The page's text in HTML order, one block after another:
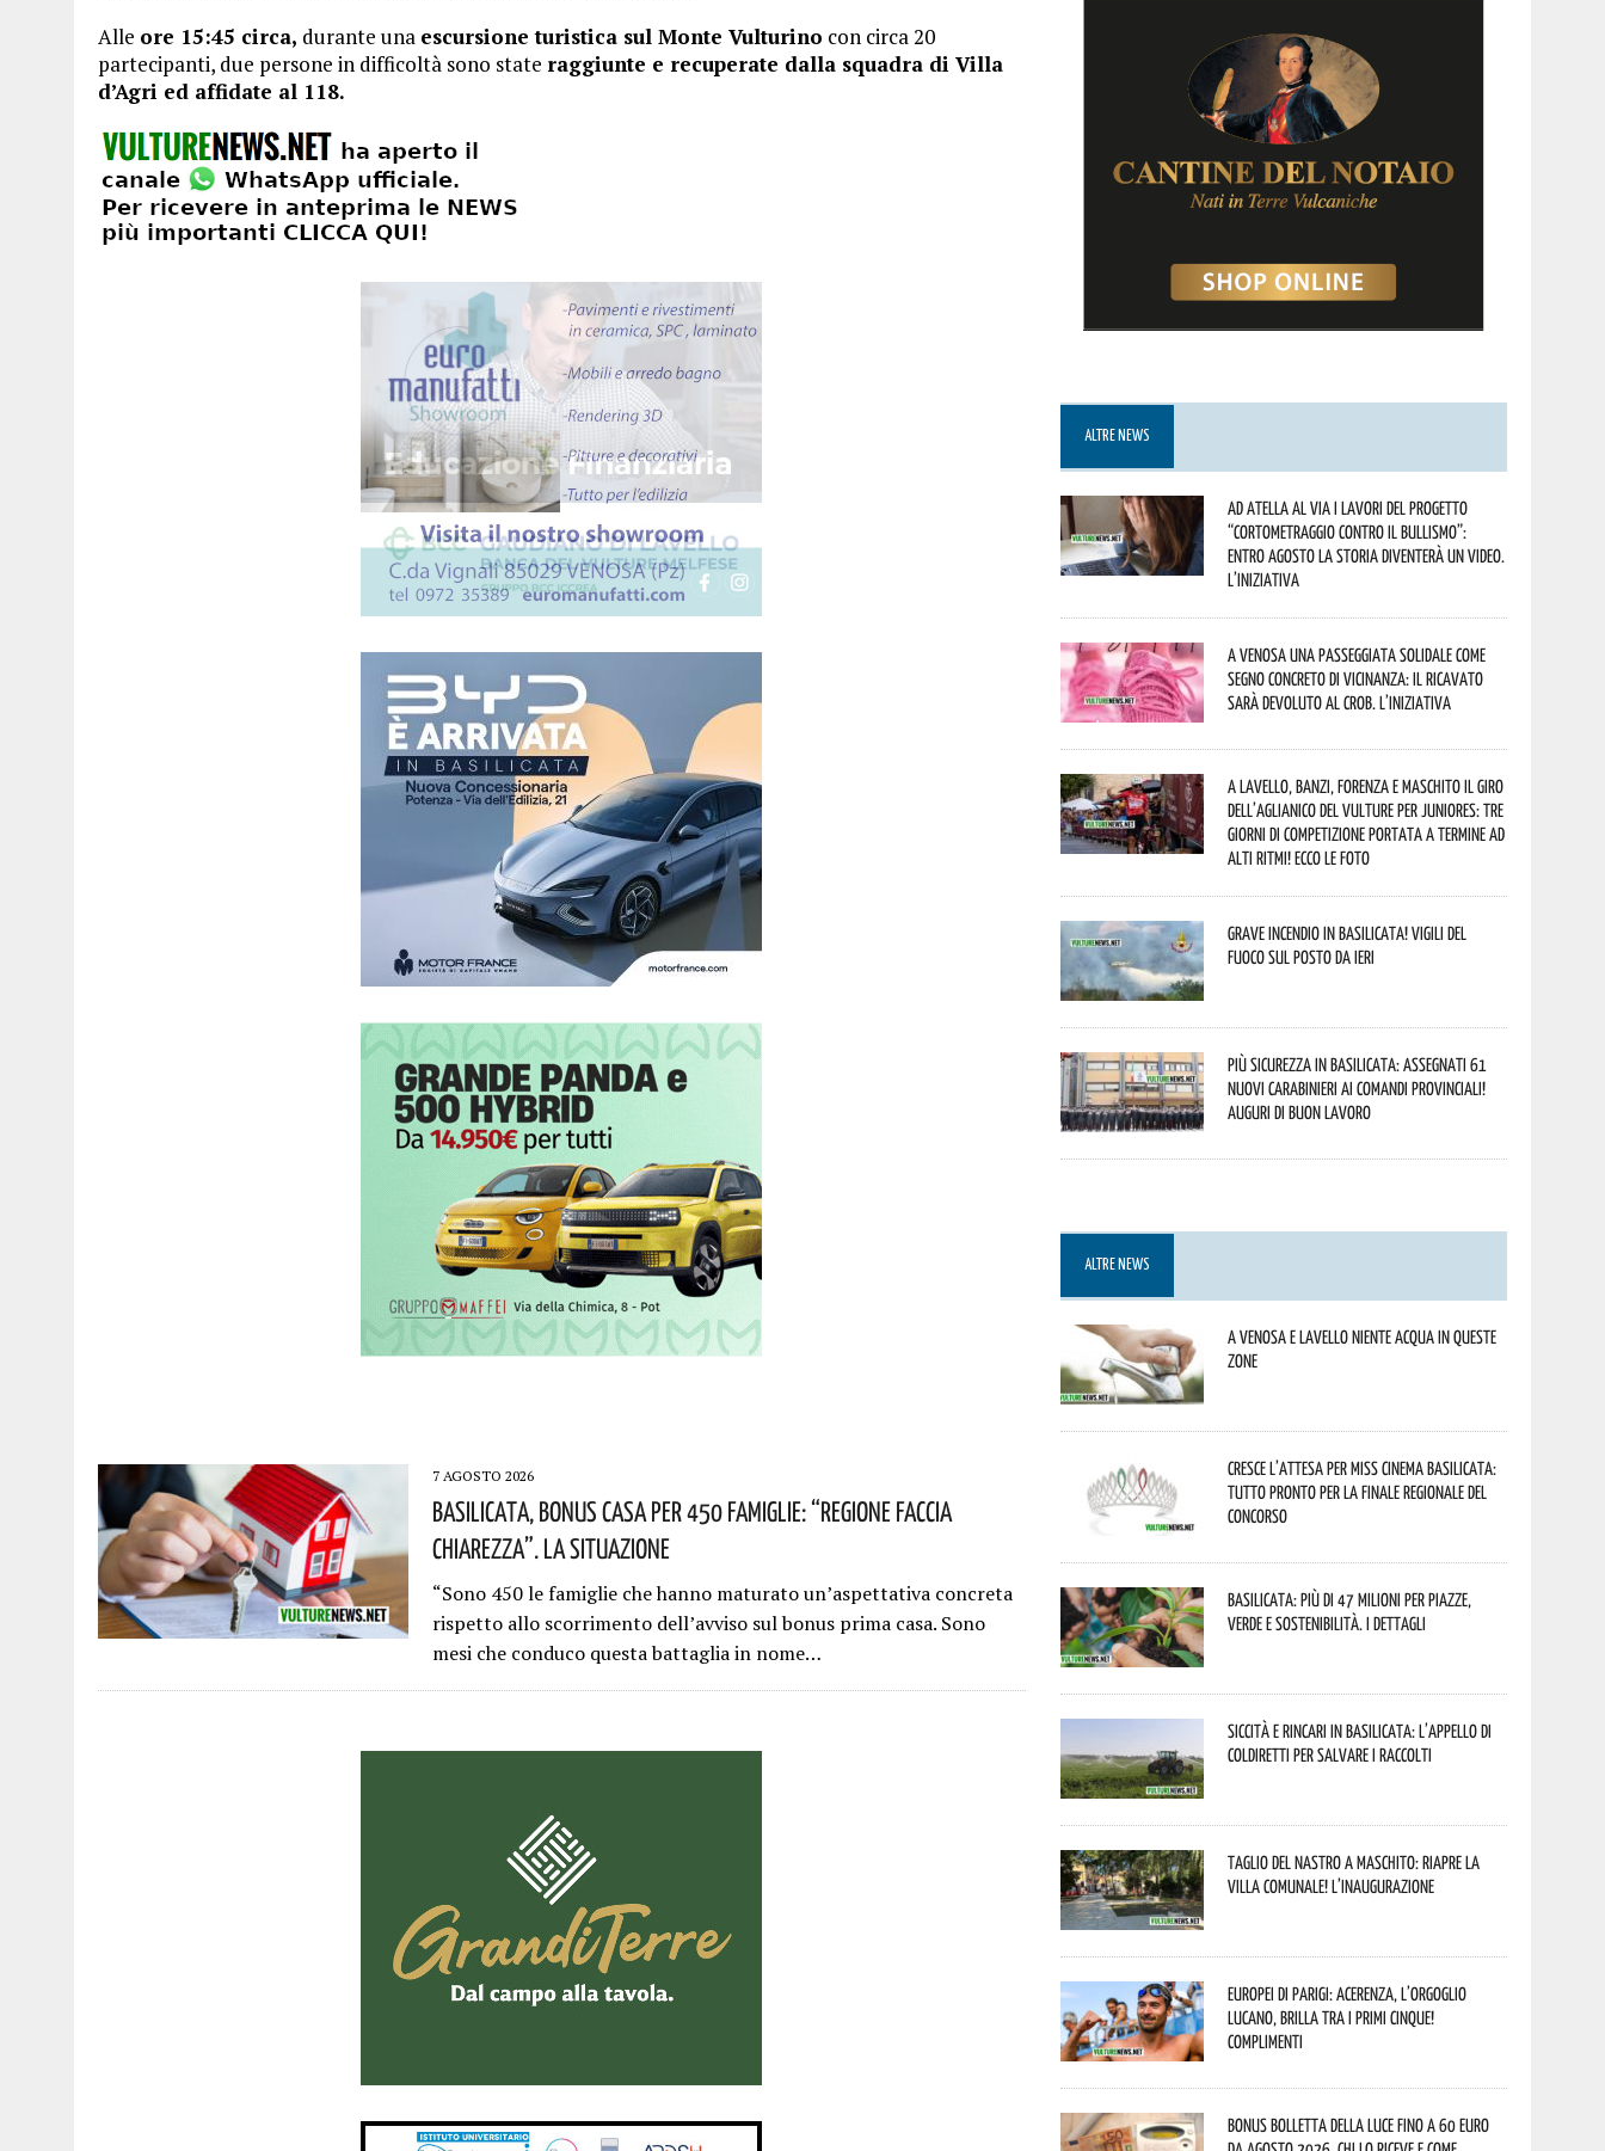
Alle ore 15:45 circa, durante una escursione turistica sul Monte Vulturino con circa 20
partecipanti, due persone in difficoltà sono state raggiunte e recuperate dalla squadra di Villa
d’Agri ed affidate al 118.
7 AGOSTO 2026
Basilicata, Bonus Casa Per 450 Famiglie: “Regione Faccia
Chiarezza”. La Situazione
“Sono 450 le famiglie che hanno maturato un’aspettativa concreta
rispetto allo scorrimento dell’avviso sul bonus prima casa. Sono
mesi che conduco questa battaglia in nome…
ALTRE NEWS
Ad Atella al via i lavori del progetto
“Cortometraggio contro il bullismo”:
entro agosto la storia diventerà un video.
L’iniziativa
A Venosa una passeggiata solidale come
segno concreto di vicinanza: il ricavato
sarà devoluto al CROB. L’iniziativa
A Lavello, Banzi, Forenza e Maschito il Giro
dell’Aglianico del Vulture per juniores: tre
giorni di competizione portata a termine ad
alti ritmi! Ecco le foto
Grave incendio in Basilicata! Vigili del
fuoco sul posto da ieri
Più sicurezza in Basilicata: assegnati 61
nuovi Carabinieri ai Comandi provinciali!
Auguri di buon lavoro
ALTRE NEWS
A Venosa e Lavello niente acqua in queste
zone
Cresce l’attesa per Miss Cinema Basilicata:
tutto pronto per la finale regionale del
concorso
Basilicata: più di 47 milioni per piazze,
verde e sostenibilità. I dettagli
Siccità e rincari in Basilicata: l’appello di
Coldiretti per salvare i raccolti
Taglio del nastro a Maschito: riapre la
Villa Comunale! L’inaugurazione
Europei di Parigi: Acerenza, l’orgoglio
lucano, brilla tra i primi cinque!
Complimenti
Bonus bolletta della luce fino a 60 euro